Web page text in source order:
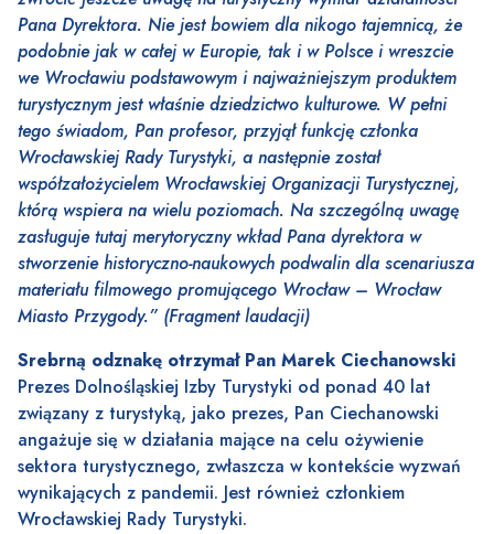
Pana Dyrektora. Nie jest bowiem dla nikogo tajemnicą, że
podobnie jak w całej w Europie, tak i w Polsce i wreszcie
we Wrocławiu podstawowym i najważniejszym produktem
turystycznym jest właśnie dziedzictwo kulturowe. W pełni
tego świadom, Pan profesor, przyjął funkcję członka
Wrocławskiej Rady Turystyki, a następnie został
współzałożycielem Wrocławskiej Organizacji Turystycznej,
którą wspiera na wielu poziomach. Na szczególną uwagę
zasługuje tutaj merytoryczny wkład Pana dyrektora w
stworzenie historyczno-naukowych podwalin dla scenariusza
materiału filmowego promującego Wrocław – Wrocław
Miasto Przygody.” (Fragment laudacji)
Srebrną odznakę otrzymał Pan Marek Ciechanowski
Prezes Dolnośląskiej Izby Turystyki od ponad 40 lat
związany z turystyką, jako prezes, Pan Ciechanowski
angażuje się w działania mające na celu ożywienie
sektora turystycznego, zwłaszcza w kontekście wyzwań
wynikających z pandemii. Jest również członkiem
Wrocławskiej Rady Turystyki.